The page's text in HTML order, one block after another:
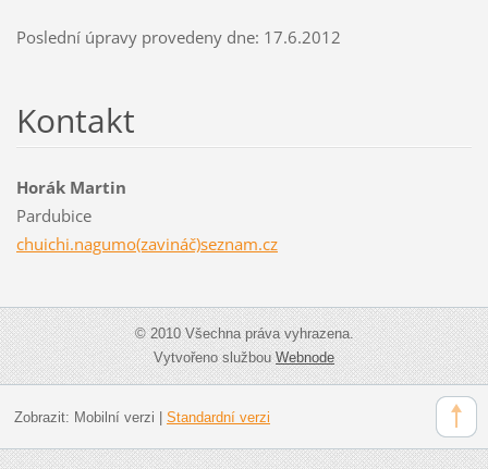
Poslední úpravy provedeny dne: 17.6.2012
Kontakt
Horák Martin
Pardubice
chuichi.nagumo(zavináč)seznam.cz
© 2010 Všechna práva vyhrazena.
Vytvořeno službouWebnode
Zobrazit: Mobilní verzi Standardní verzi